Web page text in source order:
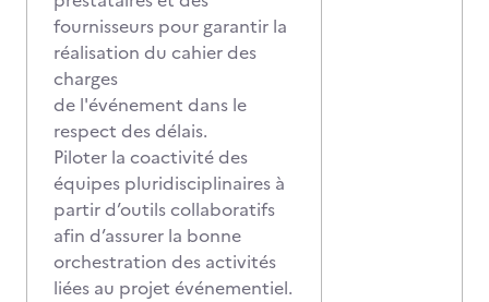
fournisseurs pour garantir la
réalisation du cahier des
charges
de l'événement dans le
respect des délais.
Piloter la coactivité des
équipes pluridisciplinaires à
partir d’outils collaboratifs
afin d’assurer la bonne
orchestration des activités
liées au projet événementiel.